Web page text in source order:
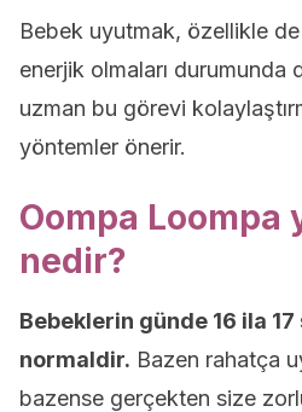
Bebek uyutmak, özellikle
enerjik olmaları durumunda
uzman bu görevi
yöntemler önerir.
Oompa Loompa
nedir?
Bebeklerin günde 16 ila 17
normaldir. Bazen rahatça
bazense gerçekten size